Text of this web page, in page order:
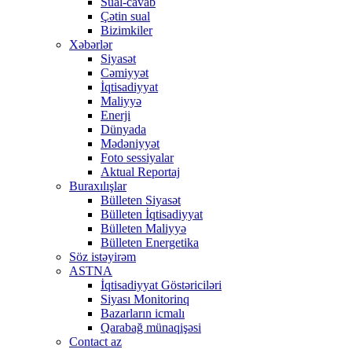
Çətin sual
Bizimkiler
Xəbərlər
Siyasət
Cəmiyyət
İqtisadiyyat
Maliyyə
Enerji
Dünyada
Mədəniyyət
Foto sessiyalar
Aktual Reportaj
Buraxılışlar
Bülleten Siyasət
Bülleten İqtisadiyyat
Bülleten Maliyyə
Bülleten Energetika
Söz istəyirəm
ASTNA
İqtisadiyyat Göstəriciləri
Siyası Monitorinq
Bazarların icmalı
Qarabağ münaqişəsi
Contact az